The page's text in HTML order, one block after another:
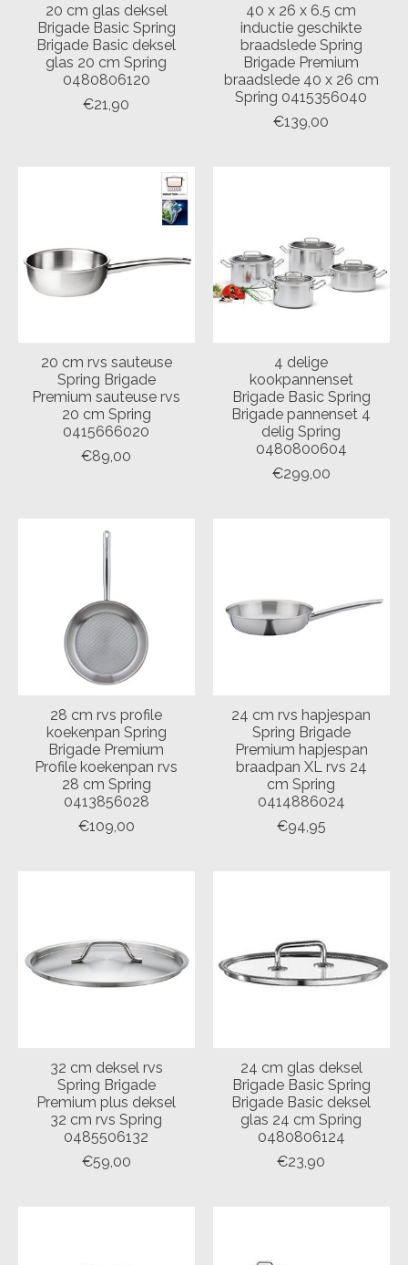
20 cm glas deksel
Brigade Basic Spring
Brigade Basic deksel
glas 20 cm Spring
0480806120
€21,90
40 x 26 x 6.5 cm
inductie geschikte
braadslede Spring
Brigade Premium
braadslede 40 x 26 cm
Spring 0415356040
€139,00
20 cm rvs sauteuse
Spring Brigade
Premium sauteuse rvs
20 cm Spring
0415666020
€89,00
4 delige
kookpannenset
Brigade Basic Spring
Brigade pannenset 4
delig Spring
0480800604
€299,00
28 cm rvs profile
koekenpan Spring
Brigade Premium
Profile koekenpan rvs
28 cm Spring
0413856028
€109,00
24 cm rvs hapjespan
Spring Brigade
Premium hapjespan
braadpan XL rvs 24
cm Spring
0414886024
€94,95
32 cm deksel rvs
Spring Brigade
Premium plus deksel
32 cm rvs Spring
0485506132
€59,00
24 cm glas deksel
Brigade Basic Spring
Brigade Basic deksel
glas 24 cm Spring
0480806124
€23,90